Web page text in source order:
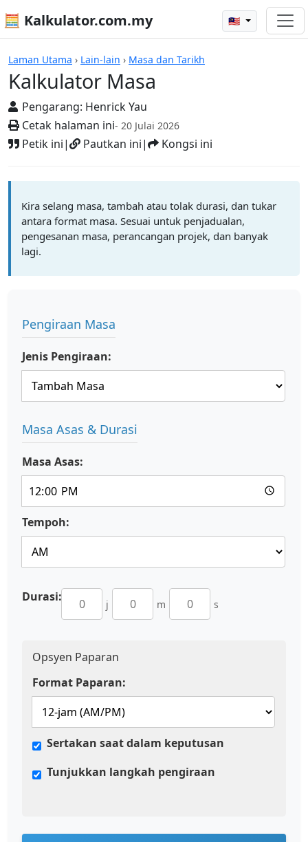
🧮 Kalkulator.com.my 🇲🇾
Laman Utama › Lain-lain › Masa dan Tarikh
Kalkulator Masa
Pengarang: Henrick Yau
Cetak halaman ini- 20 Julai 2026
Petik ini| Pautkan ini| Kongsi ini
Kalkulator
Kira selang masa, tambah atau tolak durasi, dan tukar
antara format masa. Sesuai untuk penjadualan,
pengesanan masa, perancangan projek, dan banyak
lagi.
Pengiraan Masa
Jenis Pengiraan:
Masa Asas & Durasi
Masa Asas:
Tempoh:
Durasi: j m s
Opsyen Paparan
Format Paparan:
Sertakan saat dalam keputusan
Tunjukkan langkah pengiraan